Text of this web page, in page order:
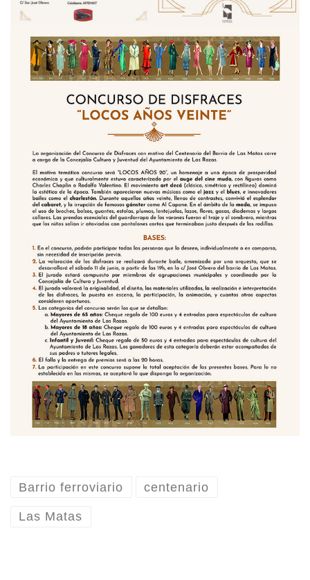
Barrio ferroviario centenario
Las Matas